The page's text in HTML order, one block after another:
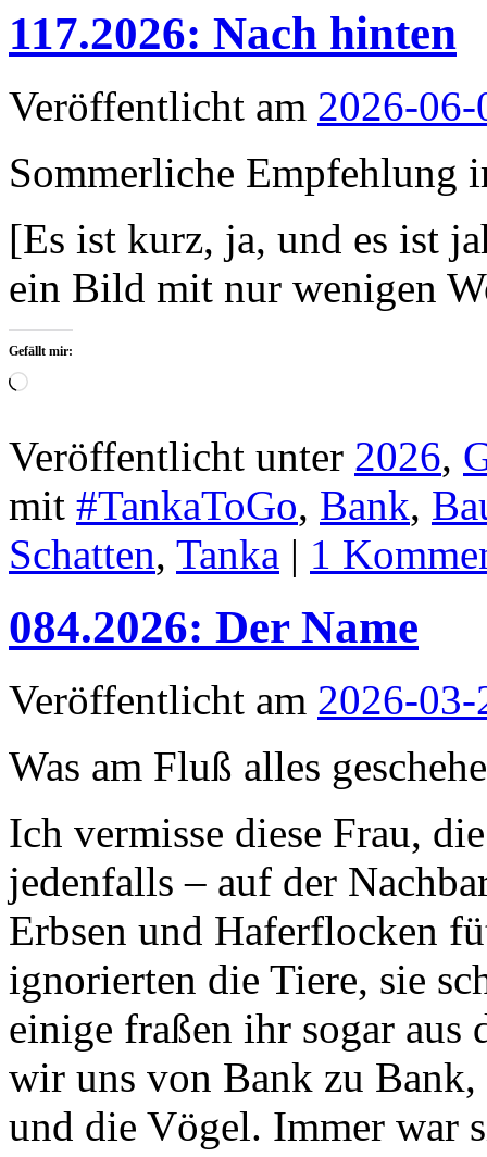
117.2026: Nach hinten
Veröffentlicht am 2026-06-
Sommerliche Empfehlung
[Es ist kurz, ja, und es ist
ein Bild mit nur wenigen
Gefällt mir:
Wird
Veröffentlicht unter 2026,
mit #TankaToGo, Bank,
Schatten, Tanka | 1
084.2026: Der Name
Veröffentlicht am 2026-03-
Was am Fluß alles
Ich vermisse diese Frau,
jeden­falls – auf der
Erbsen und Haferflocken
ignorierten die Tiere, sie
einige fraßen ihr sogar aus
wir uns von Bank zu Bank,
und die Vögel. Immer war